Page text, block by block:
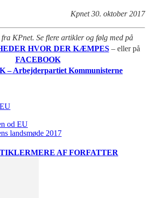
Kpnet 30. oktober 2017
KPnet. Se flere artikler og følg med på
HVOR DER KÆMPES – eller på
FACEBOOK
– Arbejderpartiet Kommunisterne
od EU
landsmøde 2017
MERE AF FORFATTER